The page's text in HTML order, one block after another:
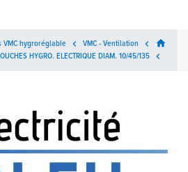
home

VMC - Ventilation

VMC hygroréglable

HYGRO. ELECTRIQUE DIAM. 10/45/135